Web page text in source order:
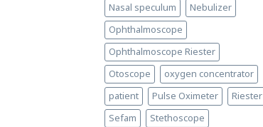
Nasal speculum
Nebulizer
Ophthalmoscope
Ophthalmoscope Riester
Otoscope
oxygen concentrator
patient
Pulse Oximeter
Riester
Sefam
Stethoscope